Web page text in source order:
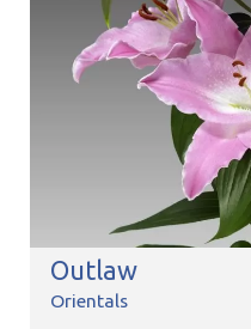
Outlaw
Orientals